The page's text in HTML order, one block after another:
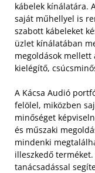
kábelek kínálatára.
saját műhellyel is
szabott kábeleket
üzlet kínálatában
megoldások mellett
kielégítő,
A Kácsa Audió
felölel, miközben
minőséget
és műszaki
mindenki
illeszkedő
tanácsadással